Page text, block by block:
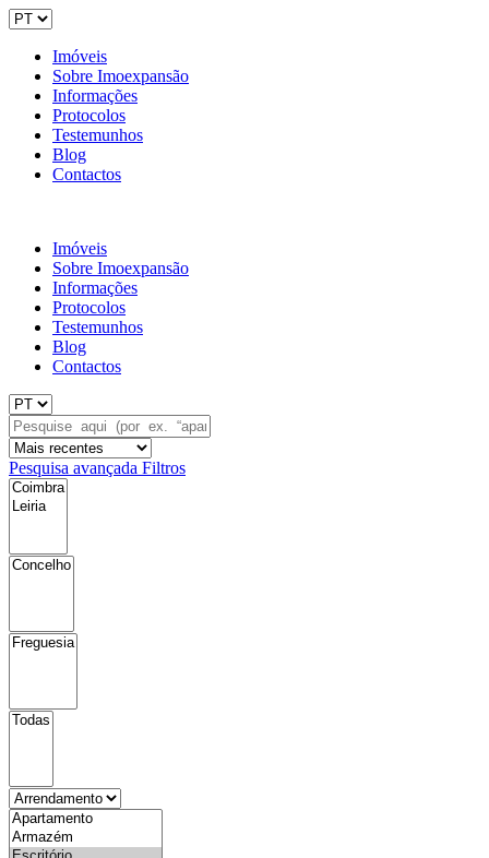
Imóveis
Sobre Imoexpansão
Informações
Protocolos
Testemunhos
Blog
Contactos
Imóveis
Sobre Imoexpansão
Informações
Protocolos
Testemunhos
Blog
Contactos
Pesquisa avançada Filtros